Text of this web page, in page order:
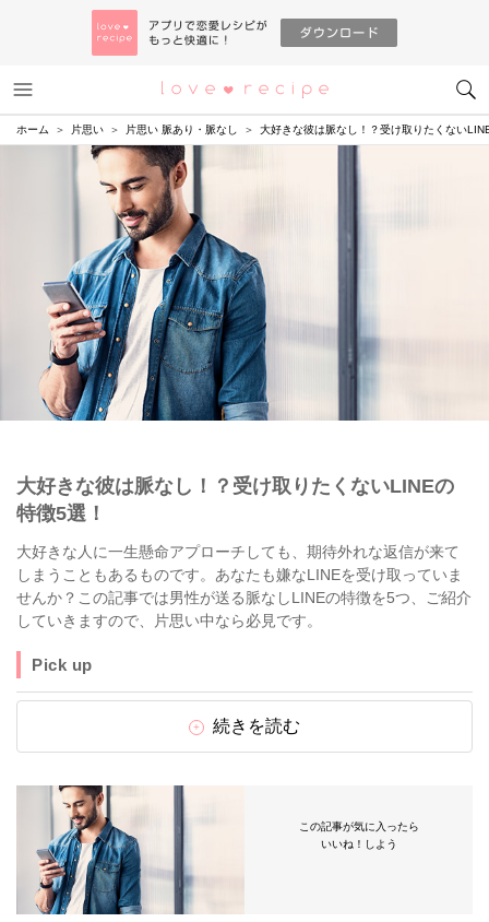
恋愛レシピ
ホーム 片思い 片思い 脈あり・脈なし 大好きな彼は脈なし！？受け取りたくない
大好きな彼は脈なし！？受け取りたくないLINEの
特徴5選！
大好きな人に一生懸命アプローチしても、期待外れな返信が来て
しまうこともあるものです。あなたも嫌なLINEを受け取っていま
せんか？この記事では男性が送る脈なしLINEの特徴を5つ、ご紹介
していきますので、片思い中なら必見です。
Pick up
続きを読む
この記事が気に入ったら
いいね！しよう